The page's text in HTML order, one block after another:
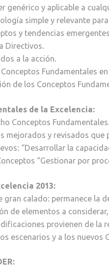
genérico y aplicable a
simple y relevante
y tendencias
Directivos.
a la acción.
Fundamentales
de los Conceptos
de la Excelencia:
Conceptos Fundamentales.
mejorados y revisados
“Desarrollar la
“Gestionar por
2013:
gran calado: permanece la
de elementos a
provienen de la
escenarios y a los nuevos